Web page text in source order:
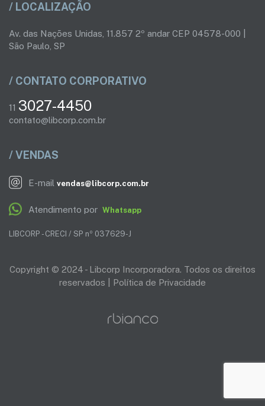
/ LOCALIZAÇÃO
Av. das Nações Unidas, 11.857 2º andar CEP 04578-000 |
São Paulo, SP
/ CONTATO CORPORATIVO
11 3027-4450
contato@libcorp.com.br
/ VENDAS
E-mail vendas@libcorp.com.br
Atendimento por Whatsapp
LIBCORP - CRECI / SP nº 037629-J
Copyright © 2024 - Libcorp Incorporadora. Todos os direitos
reservados | Política de Privacidade